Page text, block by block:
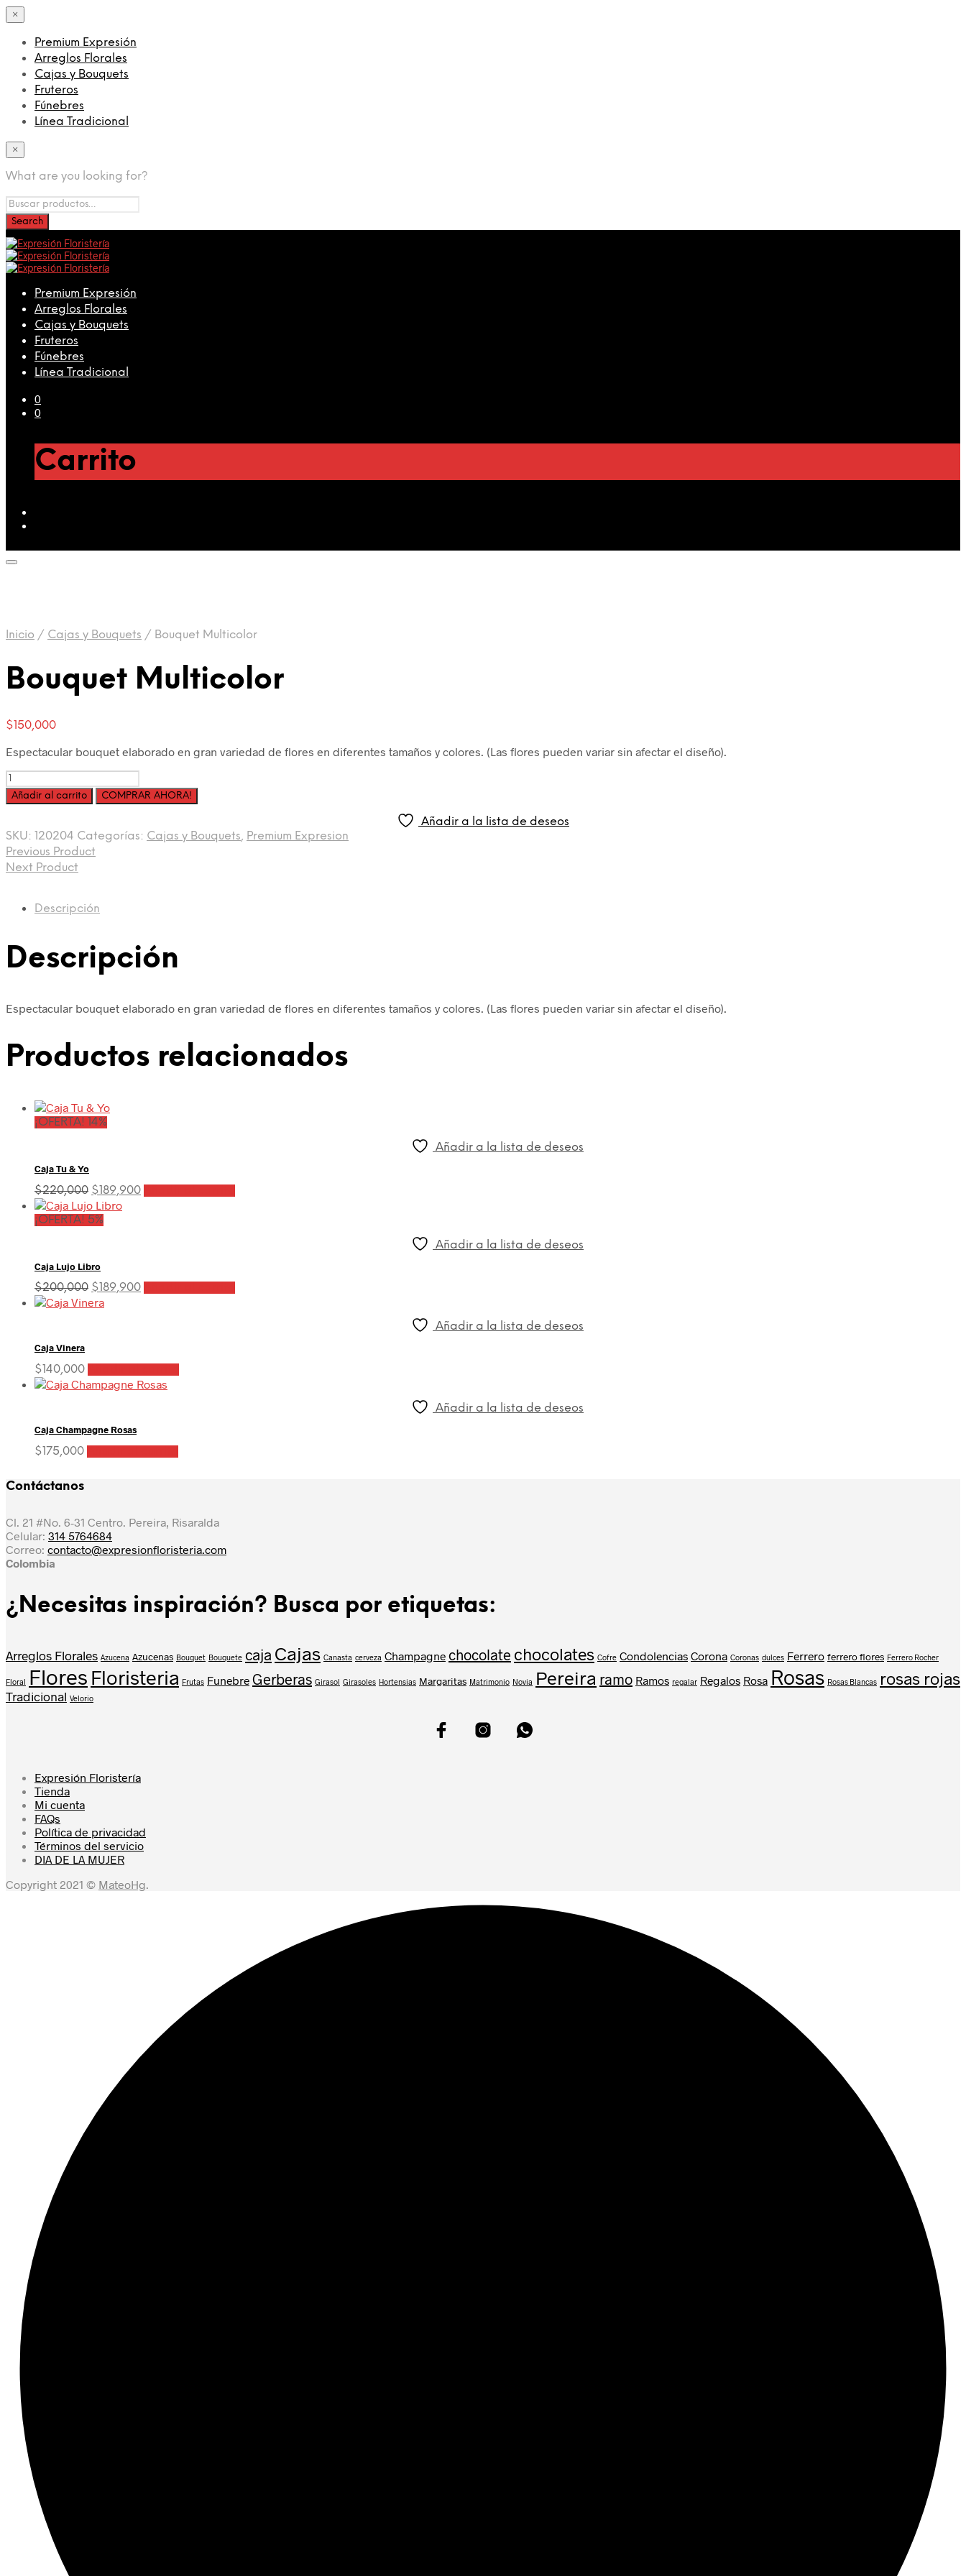
×
Premium Expresión
Arreglos Florales
Cajas y Bouquets
Fruteros
Fúnebres
Línea Tradicional
×
What are you looking for?
Premium Expresión
Arreglos Florales
Cajas y Bouquets
Fruteros
Fúnebres
Línea Tradicional
0
0
Carrito
Inicio / Cajas y Bouquets / Bouquet Multicolor
Bouquet Multicolor
$150,000
Espectacular bouquet elaborado en gran variedad de flores en diferentes tamaños y colores. (Las flores pueden variar sin afectar el diseño).
Cantidad
Añadir al carrito COMPRAR AHORA!
Añadir a la lista de deseos
SKU: 120204 Categorías: Cajas y Bouquets, Premium Expresion
Previous Product
Next Product
Descripción
Descripción
Espectacular bouquet elaborado en gran variedad de flores en diferentes tamaños y colores. (Las flores pueden variar sin afectar el diseño).
Productos relacionados
¡OFERTA! 14%
Añadir a la lista de deseos
Caja Tu & Yo
$220,000 El
precio
original
$189,900El
¡OFERTA! 5%
Añadir a la lista de deseos
Caja Lujo Libro
$200,000 El
precio
$189,900El
Añadir a la lista de deseos
Caja Vinera
$140,000
Añadir a la lista de deseos
Caja Champagne Rosas
$175,000
Contáctanos
Cl. 21 #No. 6-31 Centro. Pereira, Risaralda
Celular: 314 5764684
Correo: contacto@expresionfloristeria.com
Colombia
¿Necesitas inspiración? Busca por etiquetas:
Arreglos Florales Azucena Azucenas Bouquet Bouquete caja Cajas Canasta cerveza Champagne chocolate chocolates Cofre Condolencias Corona Coronas dulces Ferrero ferrero flores Ferrero Rocher
Floral Flores Floristeria Frutas Funebre Gerberas Girasol Girasoles Hortensias Margaritas Matrimonio Novia Pereira ramo Ramos regalar Regalos Rosa Rosas Rosas Blancas rosas rojas
Tradicional Velorio
Expresión Floristería
Tienda
Mi cuenta
FAQs
Política de privacidad
Términos del servicio
DIA DE LA MUJER
Copyright 2021 © MateoHg.